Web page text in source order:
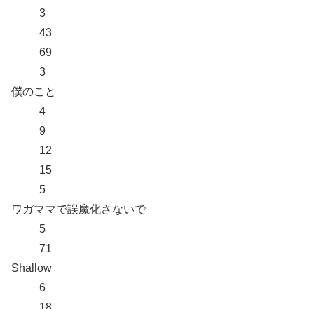
3
43
69
3
僕のこと
4
9
12
15
5
ワガママで誤魔化さないで
5
71
Shallow
6